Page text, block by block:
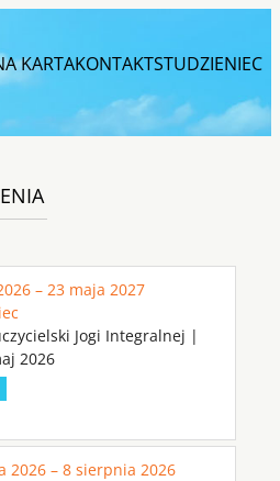
KARTAKONTAKTSTUDZIENIEC
– 23 maja 2027
Jogi Integralnej |
2026
2026 – 8 sierpnia 2026